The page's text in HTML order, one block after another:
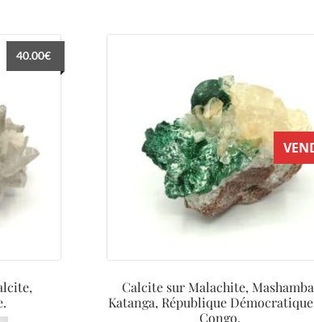
40.00€
Calcite sur Malachite,
Katanga, République
Congo.